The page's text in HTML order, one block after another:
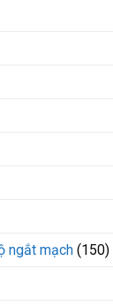
ngắt mạch (150)